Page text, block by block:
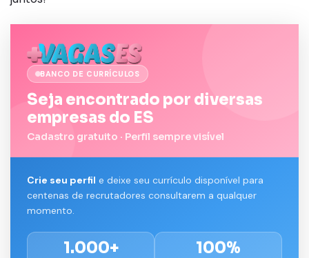
BANCO DE CURRÍCULOS
Seja encontrado por diversas
empresas do ES
Cadastro gratuito · Perfil sempre visível
Crie seu perfil e deixe seu currículo disponível para
centenas de recrutadores consultarem a qualquer
momento.
1.000+ 100%